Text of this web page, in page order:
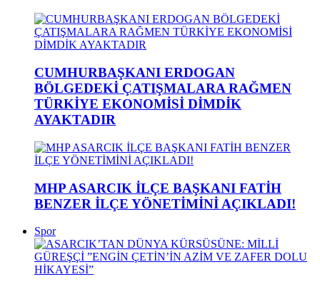
CUMHURBAŞKANI ERDOGAN
BÖLGEDEKİ ÇATIŞMALARA RAĞMEN
TÜRKİYE EKONOMİSİ DİMDİK
AYAKTADIR
MHP ASARCIK İLÇE BAŞKANI FATİH
BENZER İLÇE YÖNETİMİNİ AÇIKLADI!
Spor